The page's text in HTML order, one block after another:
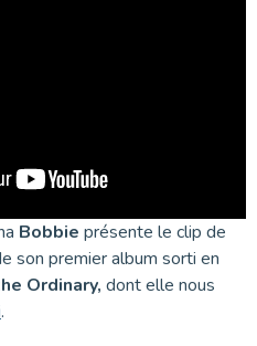
Bobbie présente le clip de
son premier album sorti en
Ordinary, dont elle nous
.